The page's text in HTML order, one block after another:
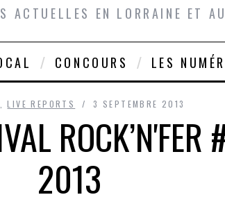
ACTUELLES EN LORRAINE ET
CONCOURS LES
,LIVE REPORTS 3 SEPTEMBRE 2013
2013